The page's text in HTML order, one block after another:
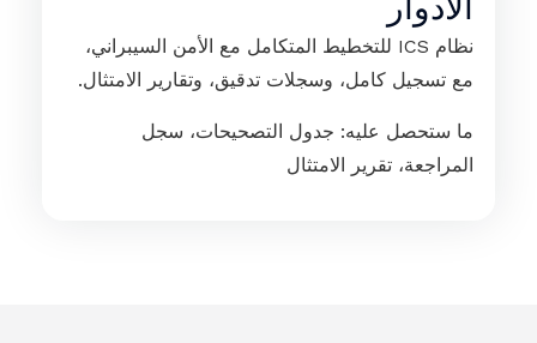
نظام ICS للتخطيط المتكامل مع الأمن السيبراني،
مع تسجيل كامل، وسجلات تدقيق، وتقارير الامتثال.
ما ستحصل عليه: جدول التصحيحات، سجل
المراجعة، تقرير الامتثال